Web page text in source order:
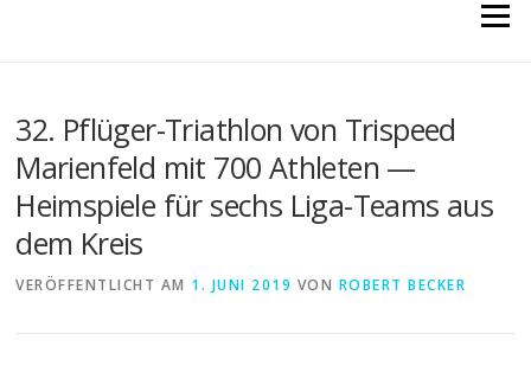
Menü
32. Pflüger-Triathlon von Trispeed
Marienfeld mit 700 Athleten —
Heimspiele für sechs Liga-Teams aus
dem Kreis
VERÖFFENTLICHT AM 1. JUNI 2019 VON ROBERT BECKER